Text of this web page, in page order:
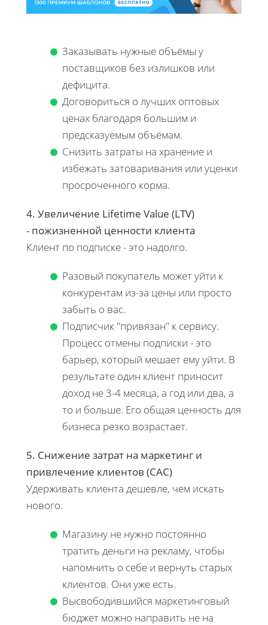
Заказывать нужные объёмы у
поставщиков без излишков или
дефицита.
Договориться о лучших оптовых
ценах благодаря большим и
предсказуемым объёмам.
Снизить затраты на хранение и
избежать затоваривания или уценки
просроченного корма.
4. Увеличение Lifetime Value (LTV)
- пожизненной ценности клиента
Клиент по подписке - это надолго.
Разовый покупатель может уйти к
конкурентам из-за цены или просто
забыть о вас.
Подписчик "привязан" к сервису.
Процесс отмены подписки - это
барьер, который мешает ему уйти. В
результате один клиент приносит
доход не 3-4 месяца, а год или два, а
то и больше. Его общая ценность для
бизнеса резко возрастает.
5. Снижение затрат на маркетинг и
привлечение клиентов (CAC)
Удерживать клиента дешевле, чем искать
нового.
Магазину не нужно постоянно
тратить деньги на рекламу, чтобы
напомнить о себе и вернуть старых
клиентов. Они уже есть.
Высвободившийся маркетинговый
бюджет можно направить не на